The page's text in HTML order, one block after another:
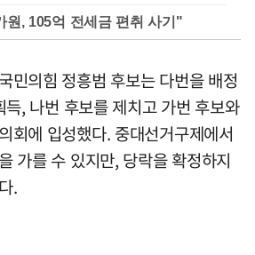
원, 105억 전세금 편취 사기"
민의힘 정흥범 후보는 다번을 배정
, 나번 후보를 제치고 가번 후보와
회에 입성했다. 중대선거구제에서
가를 수 있지만, 당락을 확정하지
.